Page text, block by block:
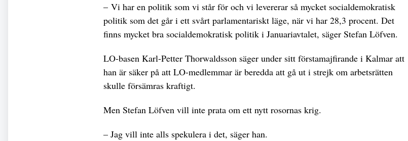
– Vi har en politik som vi står för och vi levererar så mycket socialdemokratisk
politik som det går i ett svårt parlamentariskt läge, när vi har 28,3 procent. Det
finns mycket bra socialdemokratisk politik i Januariavtalet, säger Stefan Löfven.
LO-basen Karl-Petter Thorwaldsson säger under sitt förstamajfirande i Kalmar att
han är säker på att LO-medlemmar är beredda att gå ut i strejk om arbetsrätten
skulle försämras kraftigt.
Men Stefan Löfven vill inte prata om ett nytt rosornas krig.
– Jag vill inte alls spekulera i det, säger han.